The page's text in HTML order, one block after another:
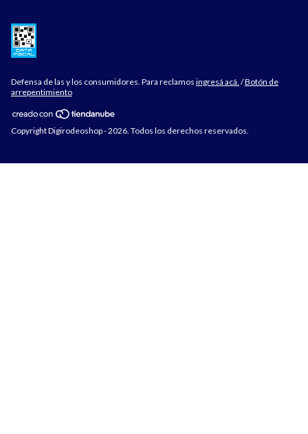
Defensa de las y los consumidores. Para reclamos ingresá acá. /Botón de
arrepentimiento
Copyright Digirodeoshop - 2026. Todos los derechos reservados.